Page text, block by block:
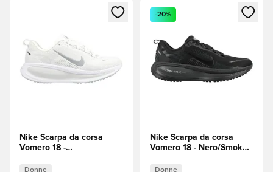
Apre una finestra modale per accedere o registrarsi come
Nike Scarpa da corsa
Vomero 18 -
metallizzato/Photon Dust
Donne
Apre una finestra modale
-20%
Nike Scarpa da corsa
Vomero 18 - Nero/Smoke
Donne